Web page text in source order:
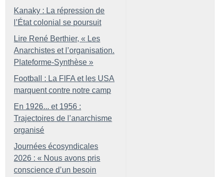
Kanaky : La répression de
l’État colonial se poursuit
Lire René Berthier, « Les
Anarchistes et l’organisation.
Plateforme-Synthèse »
Football : La FIFA et les USA
marquent contre notre camp
En 1926... et 1956 :
Trajectoires de l’anarchisme
organisé
Journées écosyndicales
2026 : « Nous avons pris
conscience d’un besoin